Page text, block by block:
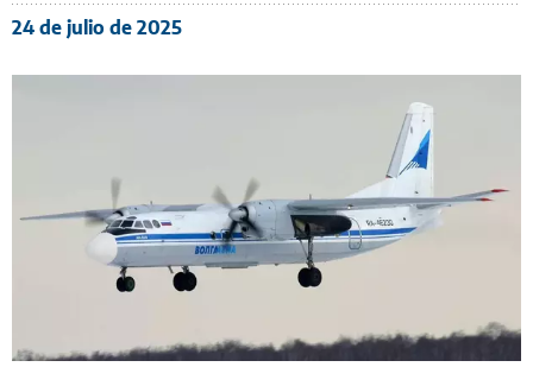
24 de julio de 2025